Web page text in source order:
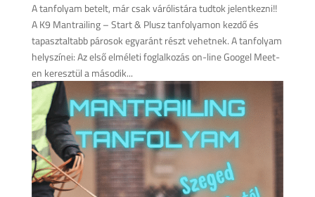
A tanfolyam betelt, már csak várólistára tudtok jelentkezni!!
A K9 Mantrailing – Start & Plusz tanfolyamon kezdő és
tapasztaltabb párosok egyaránt részt vehetnek. A tanfolyam
helyszínei: Az első elméleti foglalkozás on-line Googel Meet-
en keresztül a második...